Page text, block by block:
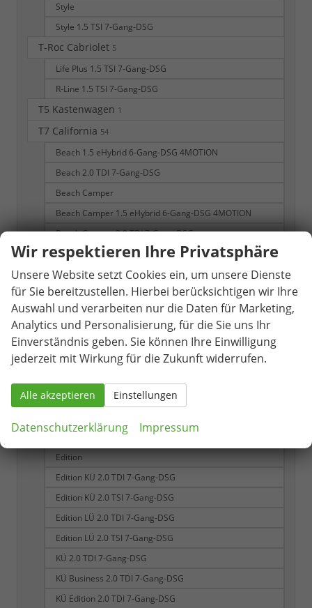
Style
Style 1.5 TSI 7-Gang-DSG
T-Roc Cabriolet 5
Life Plus 1.5 TSI 7-Gang-DSG
R-Line 1.5 TSI 7-Gang-DSG
T5 Kastenwagen 1
T7 California 54
Beach 1.5 eHybrid 6-Gang-DSG 4MOTION
Beach 2.0 TDI 7-Gang-DSG
Beach Camper
Beach Camper 1.5 eHybrid 6-Gang-DSG 4MOTION
Beach Camper 2.0 TDI 7-Gang-DSG
Beach Camper eHybrid 4MOTION
Beach Tour
Beach Tour eHybrid 4MOTION
California Beach
California Beach Camper
T7 Multivan309
Business KÜ 2.0 TSI 7-Gang-DSG
Business LÜ 2.0 TSI 7-Gang-DSG
Edition
Edition KÜ 2.0 TDI 7-Gang-DSG
Edition KÜ 2.0 TSI 7-Gang-DSG
Edition LÜ 2.0 TDI 7-Gang-DSG
Edition LÜ 2.0 TSI 7-Gang-DSG
KÜ 2.0 TDI 7-Gang-DSG
KÜ Business 2.0 TDI 7-Gang-DSG
KÜ Edition 2.0 TDI 7-Gang-DSG
Wir respektieren Ihre Privatsphäre
Unsere Website setzt Cookies ein, um unsere Dienste
für Sie bereitzustellen. Hierbei berücksichtigen wir Ihre
Auswahl und verarbeiten nur die Daten für Marketing,
Analytics und Personalisierung, für die Sie uns Ihr
Einverständnis geben. Sie können Ihre Einwilligung
jederzeit mit Wirkung für die Zukunft widerrufen.
Alle akzeptieren Einstellungen
Datenschutzerklärung Impressum